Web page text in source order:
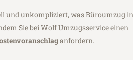
und unkompliziert, was Büroumzug in
Sie bei Wolf Umzugsservice einen
anfordern.